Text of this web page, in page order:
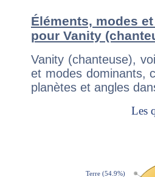
Éléments, modes
pour Vanity
Vanity (chanteuse),
et modes dominants,
planètes et angles